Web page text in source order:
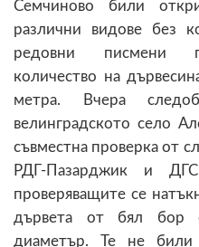
Семчиново били
различни видове без
редовни писмени
количество на
метра. Вчера
велинградското село
съвместна проверка от
РДГ-Пазарджик и
проверяващите се
дървета от бял бор
диаметър. Те не били